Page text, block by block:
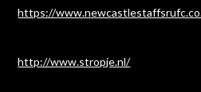
https://
http://www.stropje.nl/